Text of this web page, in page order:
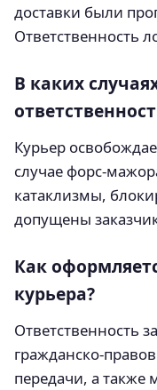
доставки были
Ответственность
В каких
Курьер
случае форс-
катаклизмы,
допущены
Как
курьера?
Ответственность
гражданско-
передачи, а также